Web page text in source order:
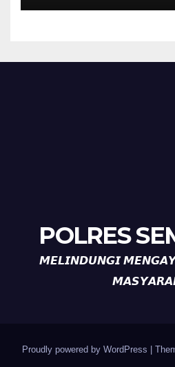
POLRES
𝙈𝙀𝙇𝙄𝙉𝘿𝙐𝙉𝙂𝙄
Proudly powered by WordPress